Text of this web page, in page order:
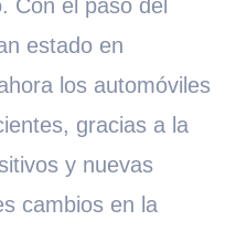
Con el paso del
estado en
los automóviles
gracias a la
y nuevas
cambios en la